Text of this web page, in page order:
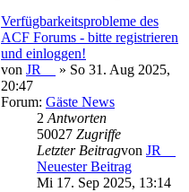
Verfügbarkeitsprobleme des
ACF Forums - bitte registrieren
und einloggen!
von JR__
» So 31. Aug 2025,
20:47
Forum: Gäste News
2Antworten
50027 Zugriffe
Letzter Beitragvon JR__
Neuester Beitrag
Mi 17. Sep 2025, 13:14